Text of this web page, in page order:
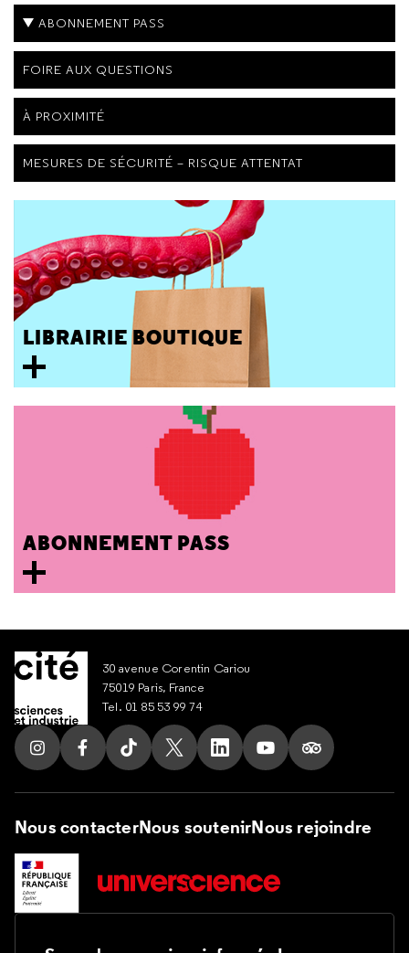
ABONNEMENT PASS
FOIRE AUX QUESTIONS
À PROXIMITÉ
MESURES DE SÉCURITÉ – RISQUE ATTENTAT
LIBRAIRIE BOUTIQUE
ABONNEMENT PASS
30 avenue Corentin Cariou
75019 Paris, France
Tel. 01 85 53 99 74
Suivez nous sur Instagram
Suivez nous sur Facebook
Suivez nous sur Tik Tok
Suivez nous sur X
Suivez nous sur LinkedIn
Suivez nous sur
Suivez nous
Nous contacterNous soutenirNous rejoindre